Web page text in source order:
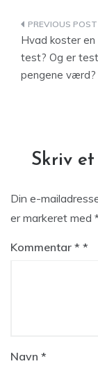
Hvad koster en
test? Og er
pengene værd?
Skriv et
Din e-
er markeret med
Kommentar *
Navn *